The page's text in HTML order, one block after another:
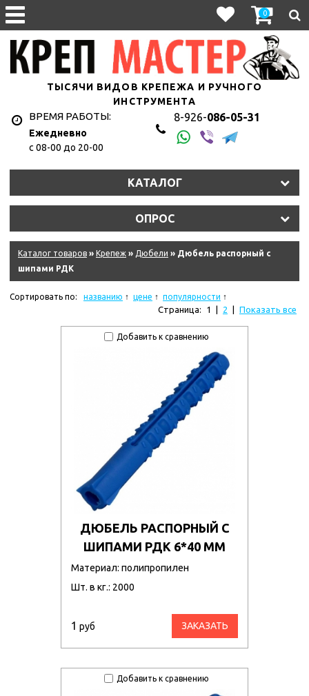
0
ТЫСЯЧИ ВИДОВ КРЕПЕЖА И РУЧНОГО
ИНСТРУМЕНТА
ВРЕМЯ РАБОТЫ:
Ежедневно
с 08-00 до 20-00
8-926-086-05-31
КАТАЛОГ
ОПРОС
Каталог товаров » Крепеж » Дюбели » Дюбель распорный с
шипами РДК
Сортировать по: названию цене популярности
Страница: 1 2 Показать все
Добавить к сравнению
ДЮБЕЛЬ РАСПОРНЫЙ С
ШИПАМИ РДК 6*40 ММ
Материал: полипропилен
Шт. в кг.: 2000
1 руб ЗАКАЗАТЬ
Добавить к сравнению